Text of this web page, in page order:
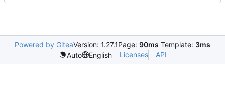
Powered by GiteaVersion: 1.27.1Page: 90ms Template: 3ms
Auto
English Licenses API